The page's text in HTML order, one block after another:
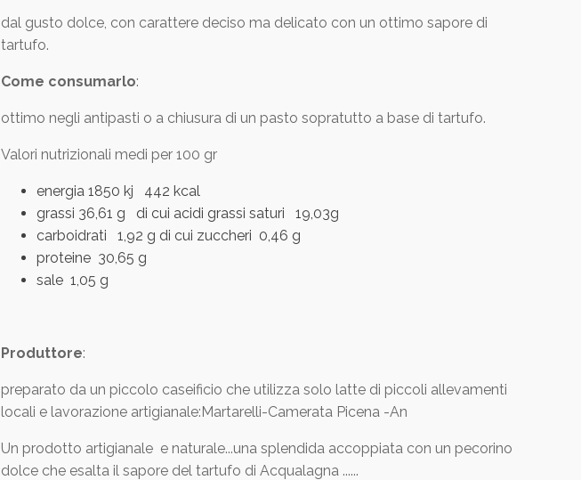
dal gusto dolce, con carattere deciso ma delicato con un ottimo sapore di
tartufo.
Come consumarlo:
ottimo negli antipasti o a chiusura di un pasto sopratutto a base di tartufo.
Valori nutrizionali medi per 100 gr
energia 1850 kj 442 kcal
grassi 36,61 g di cui acidi grassi saturi 19,03g
carboidrati 1,92 g di cui zuccheri 0,46 g
proteine 30,65 g
sale 1,05 g
Produttore:
preparato da un piccolo caseificio che utilizza solo latte di piccoli allevamenti
locali e lavorazione artigianale:Martarelli-Camerata Picena -An
Un prodotto artigianale e naturale...una splendida accoppiata con un pecorino
dolce che esalta il sapore del tartufo di Acqualagna ......